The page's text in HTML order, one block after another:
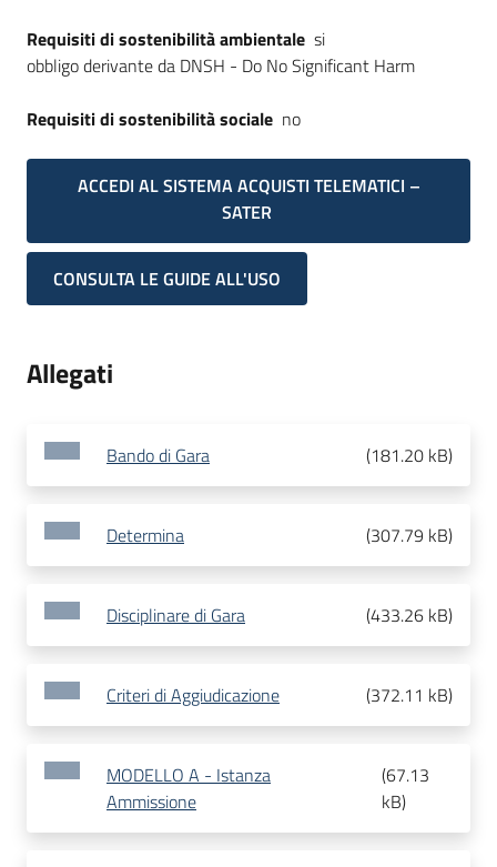
Requisiti di sostenibilità ambientale si
obbligo derivante da DNSH - Do No Significant Harm
Requisiti di sostenibilità sociale no
ACCEDI AL SISTEMA ACQUISTI TELEMATICI –
SATER
CONSULTA LE GUIDE ALL'USO
Allegati
Bando di Gara (181.20 kB)
Determina (307.79 kB)
Disciplinare di Gara (433.26 kB)
Criteri di Aggiudicazione (372.11 kB)
MODELLO A - Istanza
Ammissione
(67.13
kB)